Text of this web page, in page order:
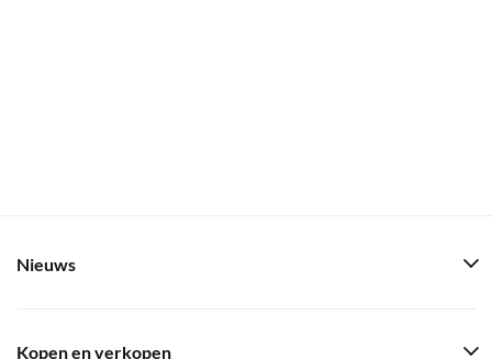
Nieuws
Kopen en verkopen